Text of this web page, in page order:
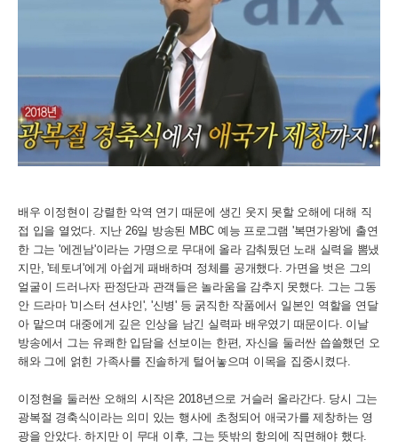
배우 이정현이 강렬한 악역 연기 때문에 생긴 웃지 못할 오해에 대해 직
접 입을 열었다. 지난 26일 방송된 MBC 예능 프로그램 '복면가왕'에 출연
한 그는 '에겐남'이라는 가명으로 무대에 올라 감춰뒀던 노래 실력을 뽐냈
지만, '테토녀'에게 아쉽게 패배하며 정체를 공개했다. 가면을 벗은 그의
얼굴이 드러나자 판정단과 관객들은 놀라움을 감추지 못했다. 그는 그동
안 드라마 '미스터 션샤인', '신병' 등 굵직한 작품에서 일본인 역할을 연달
아 맡으며 대중에게 깊은 인상을 남긴 실력파 배우였기 때문이다. 이날
방송에서 그는 유쾌한 입담을 선보이는 한편, 자신을 둘러싼 씁쓸했던 오
해와 그에 얽힌 가족사를 진솔하게 털어놓으며 이목을 집중시켰다.
이정현을 둘러싼 오해의 시작은 2018년으로 거슬러 올라간다. 당시 그는
광복절 경축식이라는 의미 있는 행사에 초청되어 애국가를 제창하는 영
광을 안았다. 하지만 이 무대 이후, 그는 뜻밖의 항의에 직면해야 했다.